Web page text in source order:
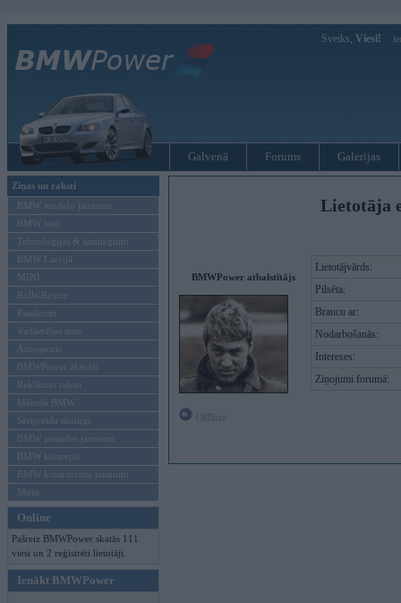
Sveiks, Viesi!
Galvenā Forums Galerijas
Ziņas un raksti
BMW modeļu jaunumi
BMW testi
Tehnoloģijas & sasniegumi
BMW Latvijā
MINI
Rolls-Royce
Pasākumi
Vadāmības tests
Autosports
BMWPower aktuāli
Reklāmas raksti
Mēneša BMW
Sērijveida tūnings
BMW pasaules jaunumi
BMW koncepti
BMW konkurentu jaunumi
Moto
Online
Pašreiz BMWPower skatās 111
viesi un 2 reģistrēti lietotāji.
Ienākt BMWPower
Lietotāja
BMWPower atbalstītājs
Lietotājvārds:
Pilsēta:
Braucu ar:
Nodarbošanās:
Intereses:
Ziņojumi forumā: